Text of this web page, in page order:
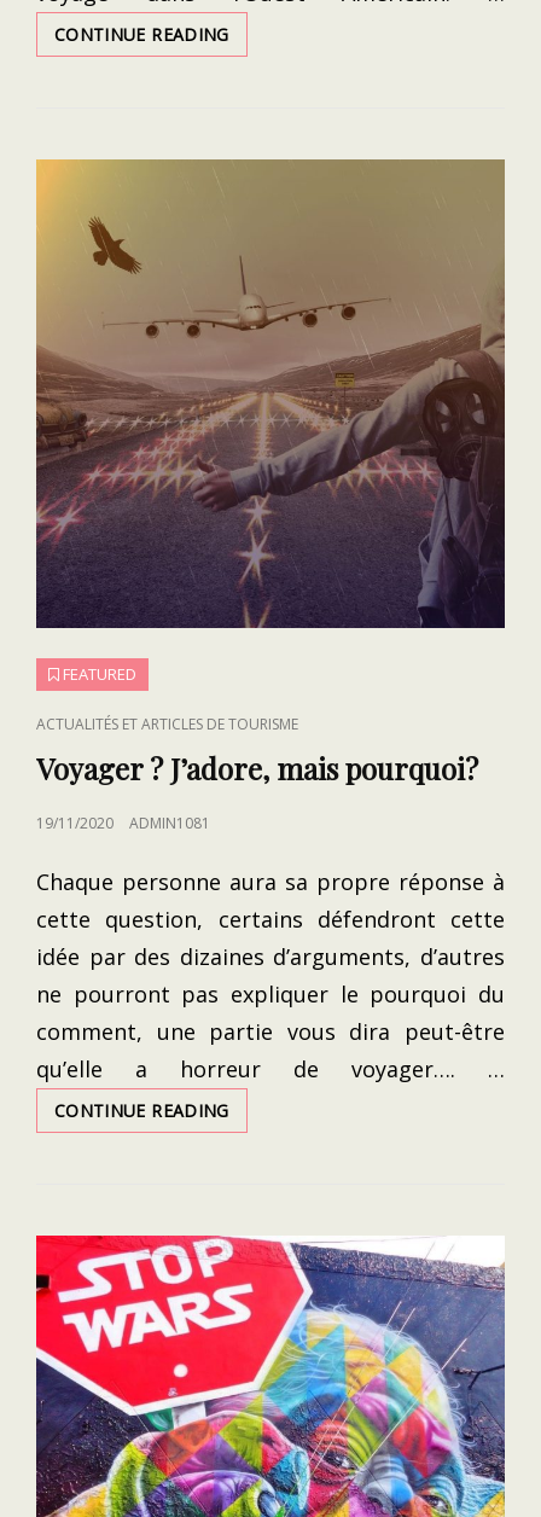
CONTINUE READINGUSA
2019
DU
CALIFORNIE
EN
PASSANT
PAR
ET
L’ARIZONA
FEATURED
CAT
LINKS
ACTUALITÉS ET ARTICLES DE TOURISME
Voyager ? J’adore, mais pourquoi?
POSTED
19/11/2020 ADMIN1081
Chaque personne aura sa propre réponse à
cette question, certains défendront cette
idée par des dizaines d’arguments, d’autres
ne pourront pas expliquer le pourquoi du
comment, une partie vous dira peut-être
qu’elle a horreur de voyager…. …
CONTINUE READINGVOYAGER
?